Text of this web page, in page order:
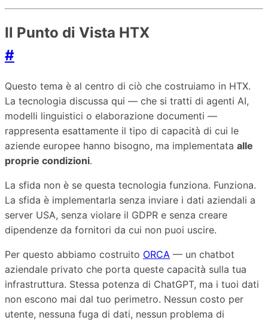
Il Punto di Vista HTX
#
Questo tema è al centro di ciò che costruiamo in HTX.
La tecnologia discussa qui — che si tratti di agenti AI,
modelli linguistici o elaborazione documenti —
rappresenta esattamente il tipo di capacità di cui le
aziende europee hanno bisogno, ma implementata alle
proprie condizioni.
La sfida non è se questa tecnologia funziona. Funziona.
La sfida è implementarla senza inviare i dati aziendali a
server USA, senza violare il GDPR e senza creare
dipendenze da fornitori da cui non puoi uscire.
Per questo abbiamo costruito ORCA — un chatbot
aziendale privato che porta queste capacità sulla tua
infrastruttura. Stessa potenza di ChatGPT, ma i tuoi dati
non escono mai dal tuo perimetro. Nessun costo per
utente, nessuna fuga di dati, nessun problema di